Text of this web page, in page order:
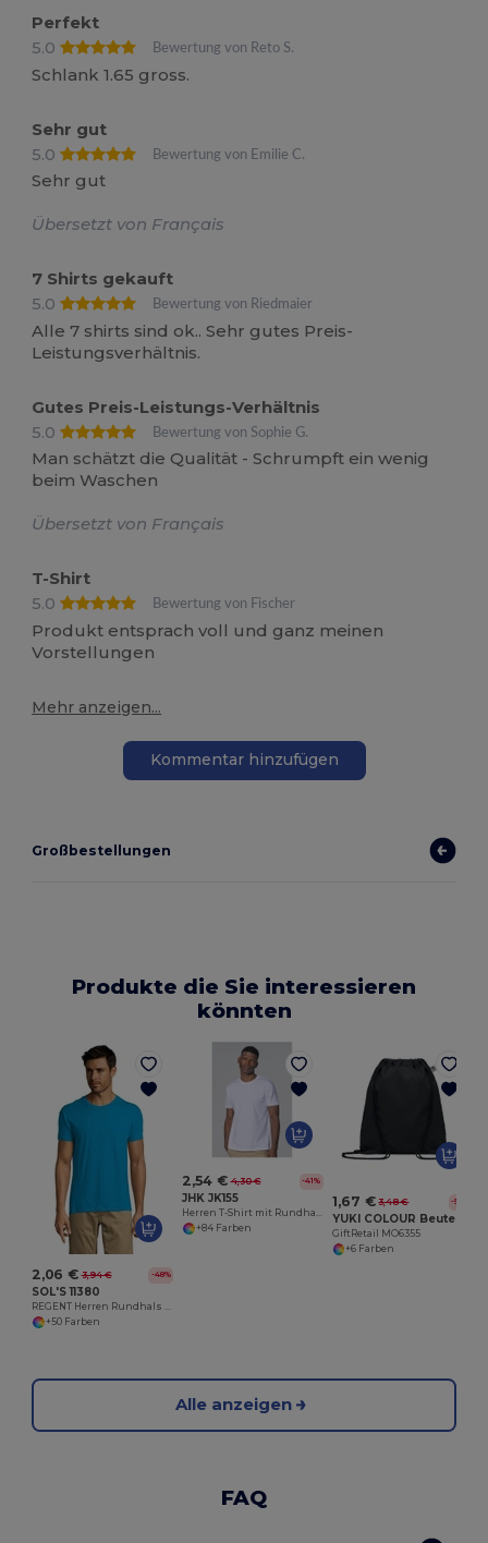
Perfekt
5.0
Bewertung von Reto S.
Schlank 1.65 gross.
Sehr gut
5.0
Bewertung von Emilie C.
Sehr gut
Übersetzt von Français
7 Shirts gekauft
5.0
Bewertung von Riedmaier
Alle 7 shirts sind ok.. Sehr gutes Preis-
Leistungsverhältnis.
Gutes Preis-Leistungs-Verhältnis
5.0
Bewertung von Sophie G.
Man schätzt die Qualität - Schrumpft ein wenig
beim Waschen
Übersetzt von Français
T-Shirt
5.0
Bewertung von Fischer
Produkt entsprach voll und ganz meinen
Vorstellungen
Mehr anzeigen...
Kommentar hinzufügen
Großbestellungen
Produkte die Sie interessieren
könnten
2,06 € 3,94 € -48%
SOL'S 11380
+50 Farben
2,54 € 4,30 € -41%
JHK JK155
+84 Farben
1,67 € 3,48 € -52%
GiftRetail MO6355
+6 Farben
Alle anzeigen
FAQ